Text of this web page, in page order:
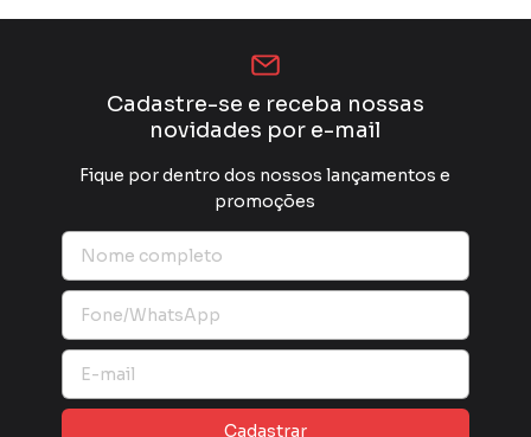
Cadastre-se e receba nossas
novidades por e-mail
Fique por dentro dos nossos lançamentos e
promoções